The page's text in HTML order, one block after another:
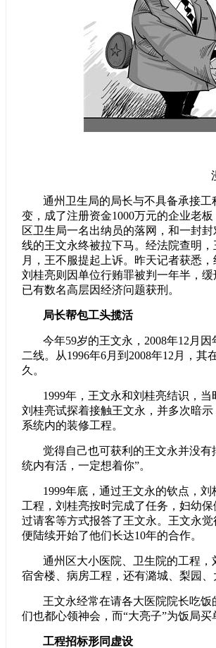
通州卫生局的局长与不具备承接
变，成了注册资金1000万元的企业老
区卫生局一名出纳员的落网，和一封
线的王文永终被拉下马。经法院查明
月，王不服提起上诉。昨天记者获悉
刘桂亮则因单位行贿罪被判一年半，
已有数名高层因经济问题获刑。
局长帮包工头揽活
今年59岁的王文永，2008年12月
二线。从1996年6月到2008年12月，
久。
1999年，王文永和刘桂亮结识，
刘桂亮试探着接触王文永，并多次暗
系统内的装修工程。
觉得自己也可获利的王文永并没
统内有活，一定想着你”。
1999年底，通过王文永的钦点，
工程，刘桂亮按时完成了任务，妇幼
过请客等方式报答了王文永。王文永
便陆续开始了他们长达10年的合作。
通州区大小医院、卫生院的工程
宿舍楼、病房工程，还有潞城、梨园
王文永经常在请各大医院院长吃
们也都心领神会，而“大亮子”为饭局
工程招标形同虚设